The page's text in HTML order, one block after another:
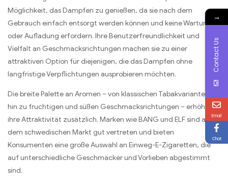
Möglichkeit, das Dampfen zu genießen, da sie nach dem
Gebrauch einfach entsorgt werden können und keine Wartung
oder Aufladung erfordern. Ihre Benutzerfreundlichkeit und
Vielfalt an Geschmacksrichtungen machen sie zu einer
attraktiven Option für diejenigen, die das Dampfen ohne
langfristige Verpflichtungen ausprobieren möchten.
Die breite Palette an Aromen – von klassischen Tabakvarianten bis
hin zu fruchtigen und süßen Geschmacksrichtungen – erhöht
ihre Attraktivität zusätzlich. Marken wie BANG und ELF sind auf
dem schwedischen Markt gut vertreten und bieten
Konsumenten eine große Auswahl an Einweg-E-Zigaretten, die
auf unterschiedliche Geschmäcker und Vorlieben abgestimmt
sind.
→
Contact Us
Email
Chat